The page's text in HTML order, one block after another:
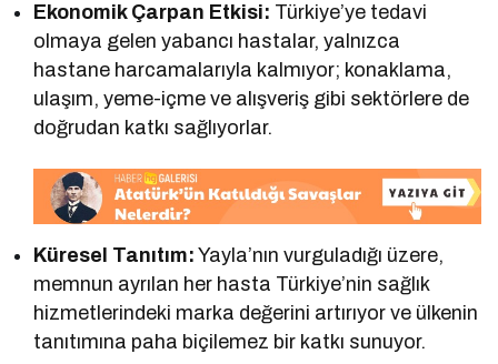
Ekonomik Çarpan Etkisi: Türkiye’ye tedavi
olmaya gelen yabancı hastalar, yalnızca
hastane harcamalarıyla kalmıyor; konaklama,
ulaşım, yeme-içme ve alışveriş gibi sektörlere de
doğrudan katkı sağlıyorlar.
Küresel Tanıtım: Yayla’nın vurguladığı üzere,
memnun ayrılan her hasta Türkiye’nin sağlık
hizmetlerindeki marka değerini artırıyor ve ülkenin
tanıtımına paha biçilemez bir katkı sunuyor.